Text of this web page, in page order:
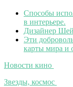
Способы
в интерьере.
Дизайнер
Эти
карты мира и
Новости кино
Звезды, космос